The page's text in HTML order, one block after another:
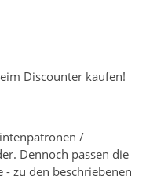
Discounter kaufen!
/
Dennoch passen die
zu den beschriebenen